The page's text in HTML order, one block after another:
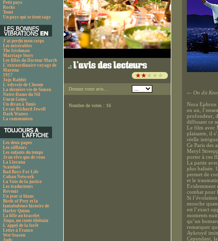
Petit pays
Rocks
Tenet
Un pays qui se tient sage
J'ai perdu mon corps
Les misérables
The Irishman
Marriage Story
Les filles du Docteur March
L'extraordinaire voyage de
Marona
1917
Jojo Rabbit
L'odyssée de Choum
La dernière vie de Simon
Notre-Dame du Nil
Uncut Gems
Un divan à Tunis
Le cas Richard Jewell
Dark Waters
La communion
Les deux papes
Les siffleurs
Les enfants du temps
Je ne rêve que de vous
La Llorana
Scandale
Bad Boys For Life
Cuban Network
La Voie de la justice
Les traducteurs
Revenir
Un jour si blanc
Birds of Prey et la
fantabuleuse histoire de
Harley Quinn
La fille au bracelet
Jinpa, un conte tibétain
L'appel de la forêt
Lettre à Franco
Wet Season
Judy
Donnez votre avis...
Nombre de votes : 16
«- On dit
Nora Ephron
en un,
profondeur,
diffusant ce
Le film avec
plaisante, il
réelle
Ce Paris des
Meryl
porter à ces
La partie
plus balisée.
permet de
et le
Evidemment
combat pour
Si
mouche
est l’exact
moments
qu’un
remarquer
Aykroyd
Cependant,